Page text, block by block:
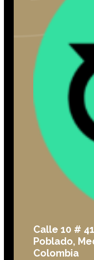
Calle 10 #
Poblado,
Colombia